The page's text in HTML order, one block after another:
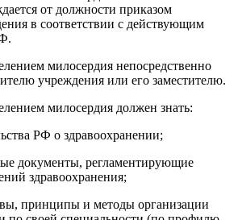
от должности приказом
в соответствии с действующим
милосердия непосредственно
учреждения или его заместителю.
милосердия должен знать:
РФ о здравоохранении;
документы, регламентирующие
здравоохранения;
принципы и методы организации